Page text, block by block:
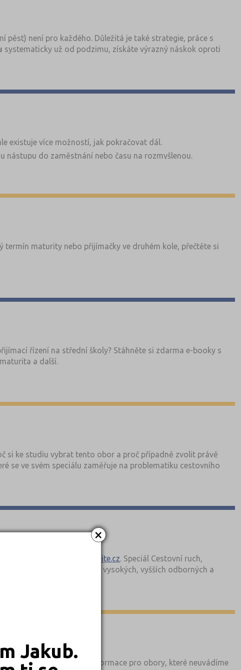
×
Jakub.
pěst) není pro každého. Důležitá je také strategie, práce s
systematicky už od podzimu, získáte výrazný náskok oproti
existuje více možností, jak pokračovat dál.
nástupu do zaměstnání nebo času na rozmyšlenou.
termín maturity nebo přijímačky ve druhém kole, přečtěte si
řízení na střední školy? Stáhněte si zdarma e-booky s
a další.
si ke studiu vybrat tento obor a proč případně zvolit právě
se ve svém speciálu zaměřuje na problematiku cestovního
www.Casopis.KamPoMaturite.cz. Speciál Cestovní ruch,
na VŠ, a prezentace vysokých, vyšších odborných a
pro rok 2026? Informace pro obory, které neuvádíme